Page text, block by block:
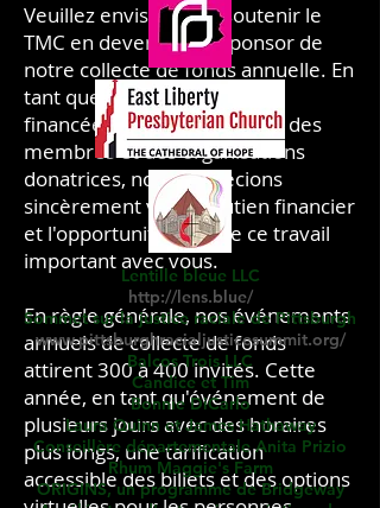
Veuillez envisager de soutenir le
TMC en devenant un sponsor de
notre collecte de fonds annuelle. En
tant que petite organisation
financée principalement par des
membres et des organisations
donatrices, nous apprécions
sincèrement votre soutien financier
et l'opportunité de faire ce travail
important avec vous.
En règle générale, nos événements
annuels de collecte de fonds
attirent 300 à 400 invités. Cette
année, en tant qu'événement de
plusieurs jours avec des horaires
plus longs, une tarification
accessible des billets et des options
Lentille bleue LLC
http://lens.blue/
Sommet sur la justice raciale de Pittsburgh
www.pittsburghracialjusticesummit.org/
Balcos Trois LLC
Candice et Tim
Bonnie DiCarlo
Laura Quinn et James Hathaway
Conseillère départementale Anita Prizio
Rhum Maggie's Farm
ORIGINS, un programme de Bridgeway